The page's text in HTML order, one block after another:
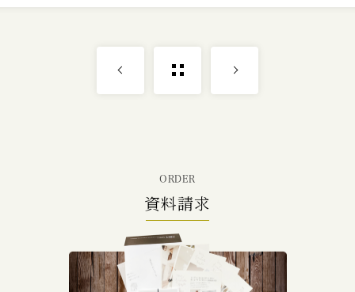
ORDER
資料請求